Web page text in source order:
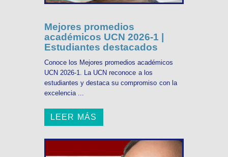
Mejores promedios
académicos UCN 2026-1 |
Estudiantes destacados
Conoce los Mejores promedios académicos
UCN 2026-1. La UCN reconoce a los
estudiantes y destaca su compromiso con la
excelencia ...
LEER MÁS